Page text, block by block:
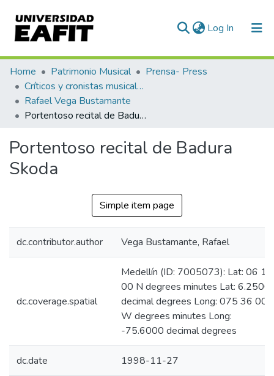
Log In (current)
Communities & Collections
All of DSpace
Statistics
Home Patrimonio Musical
Prensa- Press
Críticos y cronistas musicales
Rafael Vega Bustamante
Portentoso recital de Badura Skoda
Portentoso recital de Badura
Skoda
Simple item page
dc.contributor.author Vega Bustamante, Rafael
dc.coverage.spatial
Medellín (ID: 7005073): Lat: 06 15
00 N degrees minutes Lat: 6.2500
decimal degrees Long: 075 36 00
W degrees minutes Long:
-75.6000 decimal degrees
dc.date 1998-11-27